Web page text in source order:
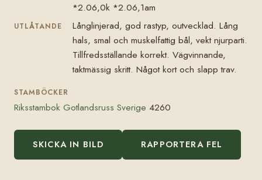
*2.06,0k *2.06,1am
UTLÅTANDE
Långlinjerad, god rastyp, outvecklad. Lång
hals, smal och muskelfattig bål, vekt njurparti.
Tillfredsställande korrekt. Vägvinnande,
taktmässig skritt. Något kort och slapp trav.
STAMBÖCKER
Riksstambok Gotlandsruss Sverige 4260
SKICKA IN BILD RAPPORTERA FEL